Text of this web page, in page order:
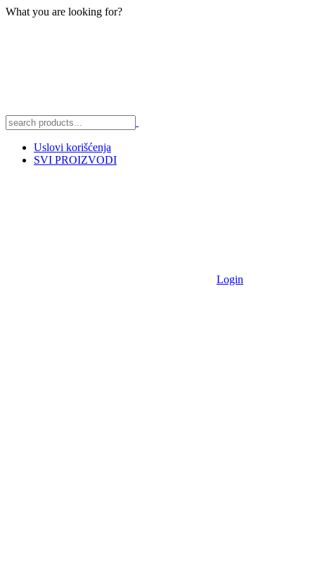
What you are looking for?
Uslovi korišćenja
SVI PROIZVODI
Login